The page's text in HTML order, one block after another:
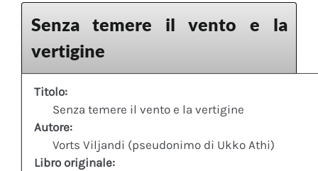
Senza temere il vento e la
vertigine
Titolo:
Senza temere il vento e la vertigine
Autore:
Vorts Viljandi (pseudonimo di Ukko Athi)
Libro originale: